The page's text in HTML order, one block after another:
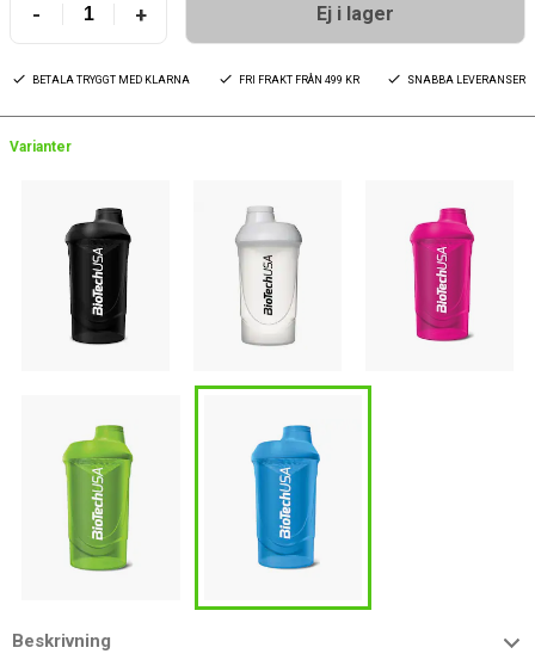
- + Ej i lager
BETALA TRYGGT MED KLARNA FRI FRAKT FRÅN 499 KR SNABBA LEVERANSER
Varianter
Beskrivning